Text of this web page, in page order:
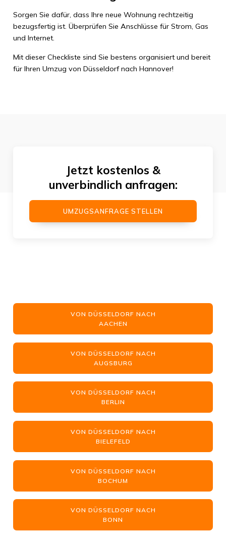
Sorgen Sie dafür, dass Ihre neue Wohnung rechtzeitig
bezugsfertig ist. Überprüfen Sie Anschlüsse für Strom, Gas
und Internet.
Mit dieser Checkliste sind Sie bestens organisiert und bereit
für Ihren Umzug von Düsseldorf nach Hannover!
Jetzt kostenlos &
unverbindlich anfragen:
UMZUGSANFRAGE STELLEN
VON DÜSSELDORF NACH
AACHEN
VON DÜSSELDORF NACH
AUGSBURG
VON DÜSSELDORF NACH
BERLIN
VON DÜSSELDORF NACH
BIELEFELD
VON DÜSSELDORF NACH
BOCHUM
VON DÜSSELDORF NACH
BONN